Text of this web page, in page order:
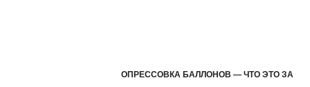
ОПРЕССОВКА БАЛЛОНОВ — ЧТО ЭТО ЗА